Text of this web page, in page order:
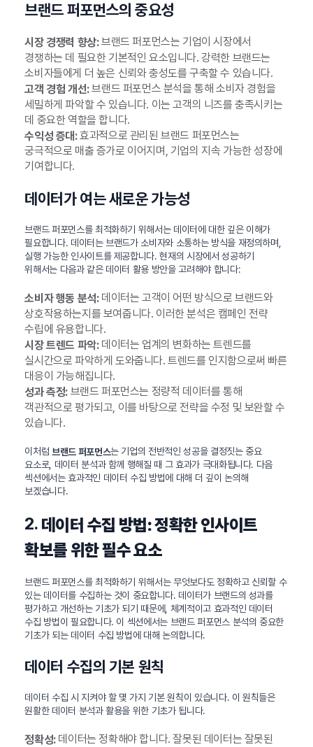
브랜드 퍼포먼스의 중요성
시장 경쟁력 향상:브랜드 퍼포먼스는 기업이 시장에서
경쟁하는 데 필요한 기본적인 요소입니다. 강력한 브랜드는
소비자들에게 더 높은 신뢰와 충성도를 구축할 수 있습니다.
고객 경험 개선:브랜드 퍼포먼스 분석을 통해 소비자 경험을
세밀하게 파악할 수 있습니다. 이는 고객의 니즈를 충족시키는
데 중요한 역할을 합니다.
수익성 증대:효과적으로 관리된 브랜드 퍼포먼스는
궁극적으로 매출 증가로 이어지며, 기업의 지속 가능한 성장에
기여합니다.
데이터가 여는 새로운 가능성
브랜드 퍼포먼스를 최적화하기 위해서는 데이터에 대한 깊은 이해가
필요합니다. 데이터는 브랜드가 소비자와 소통하는 방식을 재정의하며,
실행 가능한 인사이트를 제공합니다. 현재의 시장에서 성공하기
위해서는 다음과 같은 데이터 활용 방안을 고려해야 합니다:
소비자 행동 분석:데이터는 고객이 어떤 방식으로 브랜드와
상호작용하는지를 보여줍니다. 이러한 분석은 캠페인 전략
수립에 유용합니다.
시장 트렌드 파악:데이터는 업계의 변화하는 트렌드를
실시간으로 파악하게 도와줍니다. 트렌드를 인지함으로써 빠른
대응이 가능해집니다.
성과 측정:브랜드 퍼포먼스는 정량적 데이터를 통해
객관적으로 평가되고, 이를 바탕으로 전략을 수정 및 보완할 수
있습니다.
이처럼 브랜드 퍼포먼스는 기업의 전반적인 성공을 결정짓는 중요
요소로, 데이터 분석과 함께 행해질 때 그 효과가 극대화됩니다. 다음
섹션에서는 효과적인 데이터 수집 방법에 대해 더 깊이 논의해
보겠습니다.
2. 데이터 수집 방법: 정확한 인사이트
확보를 위한 필수 요소
브랜드 퍼포먼스를 최적화하기 위해서는 무엇보다도 정확하고 신뢰할 수
있는 데이터를 수집하는 것이 중요합니다. 데이터가 브랜드의 성과를
평가하고 개선하는 기초가 되기 때문에, 체계적이고 효과적인 데이터
수집 방법이 필요합니다. 이 섹션에서는 브랜드 퍼포먼스 분석의 중요한
기초가 되는 데이터 수집 방법에 대해 논의합니다.
데이터 수집의 기본 원칙
데이터 수집 시 지켜야 할 몇 가지 기본 원칙이 있습니다. 이 원칙들은
원활한 데이터 분석과 활용을 위한 기초가 됩니다.
정확성:데이터는 정확해야 합니다. 잘못된 데이터는 잘못된